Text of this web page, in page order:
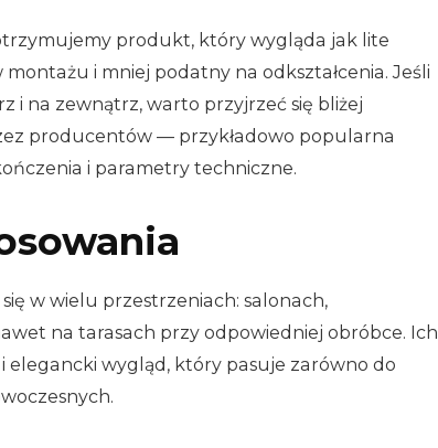
produkt, który wygląda jak lite
montażu i mniej podatny na odkształcenia. Jeśli
i na zewnątrz, warto przyjrzeć się bliżej
producentów — przykładowo popularna
i parametry techniczne.
w wielu przestrzeniach: salonach,
na tarasach przy odpowiedniej obróbce. Ich
elegancki wygląd, który pasuje zarówno do